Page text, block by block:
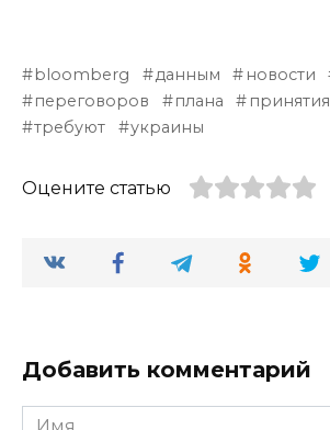
bloomberg данным новости
переговоров
плана принятия
требуют
украины
Оцените статью
Добавить комментарий
Имя